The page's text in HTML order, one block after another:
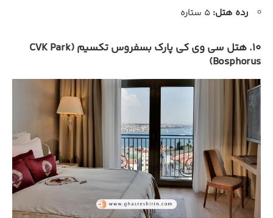
رده هتل:
10. هتل سی وی کی پارک بسفروس تکسیم (CVK Park
Bosphorus)